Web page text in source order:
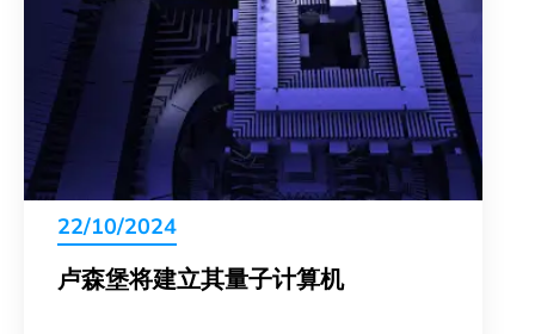
22/10/2024
卢森堡将建立其量子计算机